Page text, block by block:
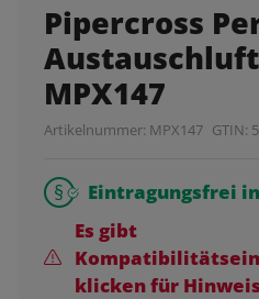
Pipercross
MPX147
Artikelnummer: MPX147 GTIN:
Eintragungsfrei
Es gibt
klicken für